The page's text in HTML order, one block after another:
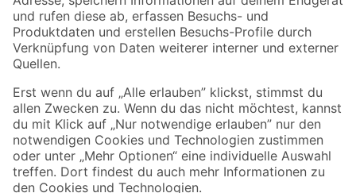
Zahlungsarten Versandarten
Sicher einkaufen
Jetzt die toom-App herunterladen